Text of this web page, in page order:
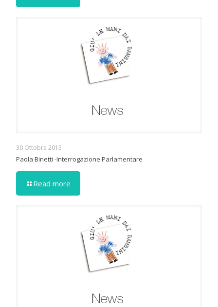
30 Ottobre 2015
Paola Binetti -Interrogazione Parlamentare
Read more